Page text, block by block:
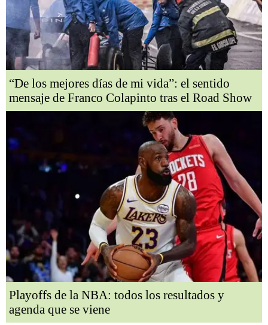
“De los mejores días de mi vida”: el sentido
mensaje de Franco Colapinto tras el Road Show
Playoffs de la NBA: todos los resultados y
agenda que se viene